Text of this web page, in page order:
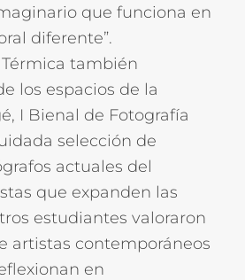
que funciona en
diferente”.
también
los espacios de la
I Bienal de Fotografía
selección de
actuales del
que expanden las
estudiantes valoraron
artistas contemporáneos
en